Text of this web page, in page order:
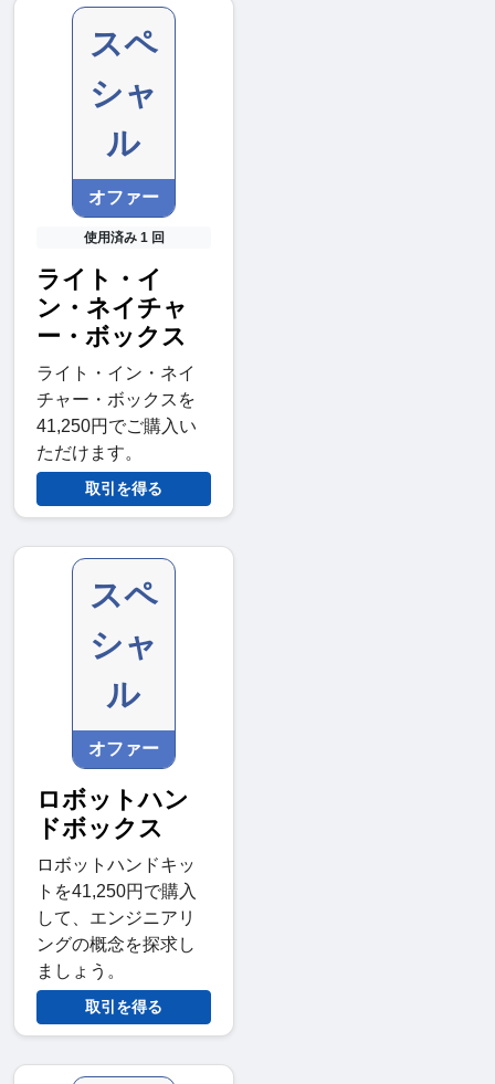
スペ
シャ
ル
オファー
使用済み 1 回
ライト・イ
ン・ネイチャ
ー・ボックス
ライト・イン・ネイ
チャー・ボックスを
41,250円でご購入い
ただけます。
取引を得る
スペ
シャ
ル
オファー
ロボットハン
ドボックス
ロボットハンドキッ
トを41,250円で購入
して、エンジニアリ
ングの概念を探求し
ましょう。
取引を得る